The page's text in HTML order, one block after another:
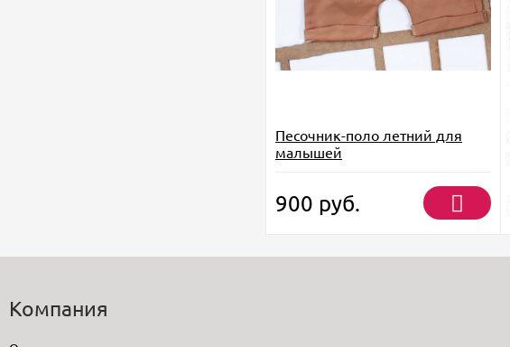
Песочник-поло летний для
малышей
900 руб.
Компания